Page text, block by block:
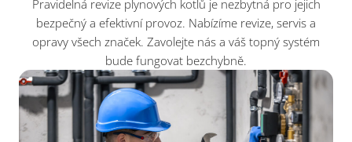
Pravidelná revize plynových kotlů je nezbytná pro jejich
bezpečný a efektivní provoz. Nabízíme revize, servis a
opravy všech značek. Zavolejte nás a váš topný systém
bude fungovat bezchybně.